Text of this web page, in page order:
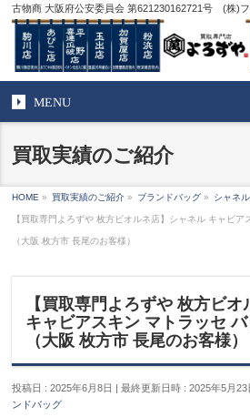
古物商 大阪府公安委員会 第621230162721号 (株)
MENU
買取実績のご紹介
HOME » 買取実績のご紹介 » ブランドバッグ » シャネル
【買取専門よろずや 枚方ビオルネ店】シャネル キャビ
（大阪 枚方市 長尾のお客様）
【買取専門よろずや 枚方ビ
キャビアスキン マトラッセ
（大阪 枚方市 長尾のお客様）
投稿日 : 2025年6月8日 最終更新日時 : 2025年5月23
ンドバッグ